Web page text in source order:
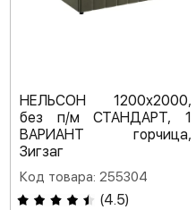
НЕЛЬСОН 1200х2000,
без п/м СТАНДАРТ, 1
ВАРИАНТ горчица,
Зигзаг
Код товара: 255304
(4.5)